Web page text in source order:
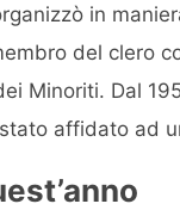
in
del clero
Minoriti. Dal
affidato ad